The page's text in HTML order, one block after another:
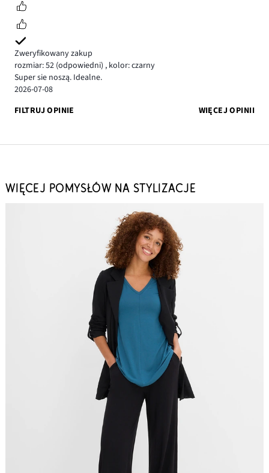
Zweryfikowany zakup
rozmiar: 52 (odpowiedni) , kolor: czarny
Super sie noszą. Idealne.
2026-07-08
FILTRUJ OPINIE
WIĘCEJ OPINII
WIĘCEJ POMYSŁÓW NA STYLIZACJE